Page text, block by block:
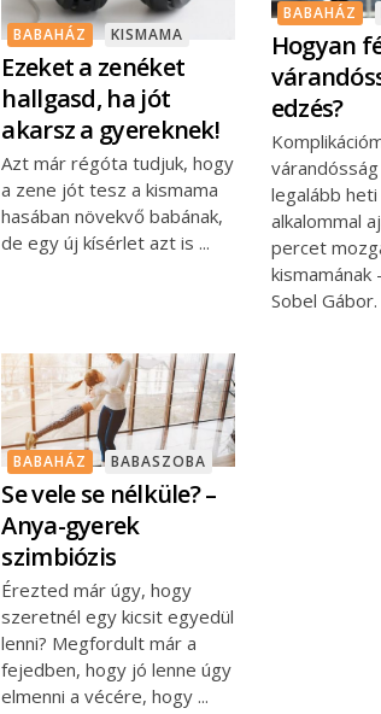
BABAHÁZ KISMAMA
Ezeket a zenéket
hallgasd, ha jót
akarsz a gyereknek!
Azt már régóta tudjuk, hogy
a zene jót tesz a kismama
hasában növekvő babának,
de egy új kísérlet azt is
BABAHÁZ
Hogyan
edzés?
legalább
alkalommal
percet
kismamának
Sobel Gábor.
BABAHÁZ BABASZOBA
Se vele se nélküle? –
Anya-gyerek
szimbiózis
Érezted már úgy, hogy
szeretnél egy kicsit egyedül
lenni? Megfordult már a
fejedben, hogy jó lenne úgy
elmenni a vécére, hogy